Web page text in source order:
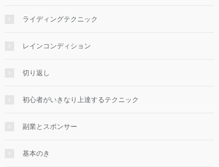
ライディングテクニック
レインコンディション
切り返し
初心者がいきなり上達するテクニック
副業とスポンサー
基本のき